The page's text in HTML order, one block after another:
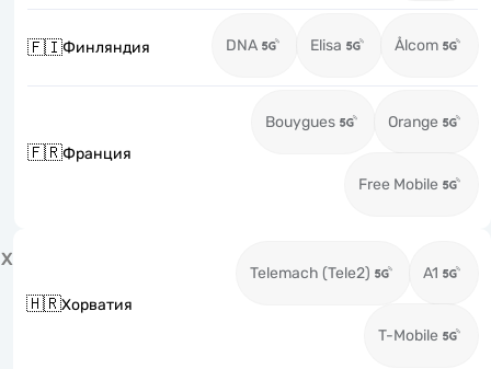
🇫🇮Финляндия DNA Elisa Ålcom
🇫🇷Франция
Bouygues Orange
Free Mobile
Х
🇭🇷Хорватия
Telemach (Tele2) A1
T-Mobile